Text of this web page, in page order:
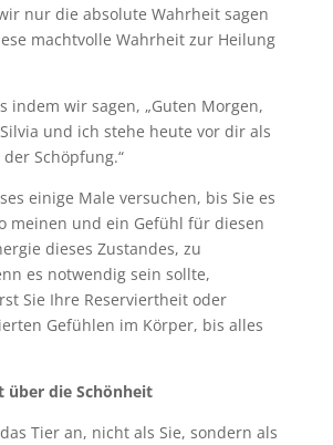
nur die absolute Wahrheit sagen
machtvolle Wahrheit zur Heilung
indem wir sagen, „Guten Morgen,
und ich stehe heute vor dir als
Schöpfung.“
einige Male versuchen, bis Sie es
meinen und ein Gefühl für diesen
dieses Zustandes, zu
es notwendig sein sollte,
Sie Ihre Reserviertheit oder
Gefühlen im Körper, bis alles
über die Schönheit
Tier an, nicht als Sie, sondern als